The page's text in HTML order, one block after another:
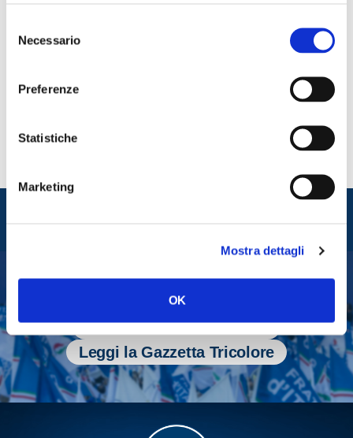
delNecessario
Preferenze
Statistiche
Marketing
Mostra dettagli
OK
Tesserati
Fai una donazione
Leggi la Gazzetta Tricolore